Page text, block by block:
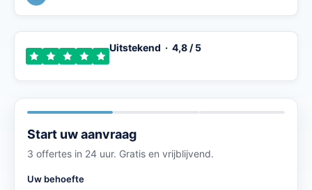
Uitstekend · 4,8 / 5
Start uw aanvraag
3 offertes in 24 uur. Gratis en vrijblijvend.
Uw behoefte